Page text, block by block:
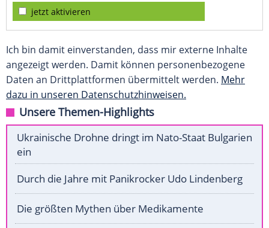
jetzt aktivieren
Ich bin damit einverstanden, dass mir externe Inhalte
angezeigt werden. Damit können personenbezogene
Daten an Drittplattformen übermittelt werden. Mehr
dazu in unseren Datenschutzhinweisen.
Unsere Themen-Highlights
Ukrainische Drohne dringt im Nato-Staat Bulgarien
ein
Durch die Jahre mit Panikrocker Udo Lindenberg
Die größten Mythen über Medikamente